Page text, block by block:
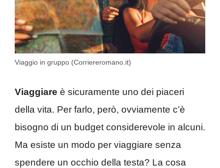
Viaggio in gruppo (Corriereromano.it)
Viaggiare è sicuramente uno dei piaceri
della vita. Per farlo, però, ovviamente c’è
bisogno di un budget considerevole in alcuni.
Ma esiste un modo per viaggiare senza
spendere un occhio della testa? La cosa